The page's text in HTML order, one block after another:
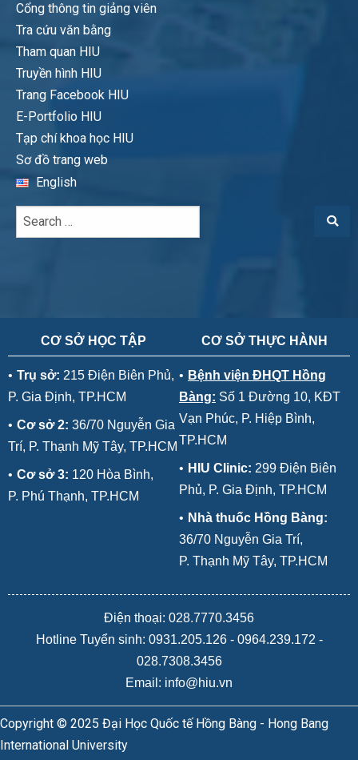
Cổng thông tin giảng viên
Tra cứu văn bằng
Tham quan HIU
Truyền hình HIU
Trang Facebook HIU
E-Portfolio HIU
Tạp chí khoa học HIU
Sơ đồ trang web
English
CƠ SỞ HỌC TẬP
• Trụ sở: 215 Điện Biên Phủ,
P. Gia Định, TP.HCM
• Cơ sở 2: 36/70 Nguyễn Gia
Trí, P. Thạnh Mỹ Tây, TP.HCM
• Cơ sở 3: 120 Hòa Bình,
P. Phú Thạnh, TP.HCM
CƠ SỞ THỰC HÀNH
• Bệnh viện ĐHQT Hồng
Bàng: Số 1 Đường 10, KĐT
Vạn Phúc, P. Hiệp Bình,
TP.HCM
• HIU Clinic: 299 Điện Biên
Phủ, P. Gia Định, TP.HCM
• Nhà thuốc Hồng Bàng:
36/70 Nguyễn Gia Trí,
P. Thạnh Mỹ Tây, TP.HCM
Điện thoại: 028.7770.3456
Hotline Tuyển sinh: 0931.205.126- 0964.239.172 -
028.7308.3456
Email: info@hiu.vn
Copyright © 2025 Đại Học Quốc tế Hồng Bàng - Hong Bang
International University